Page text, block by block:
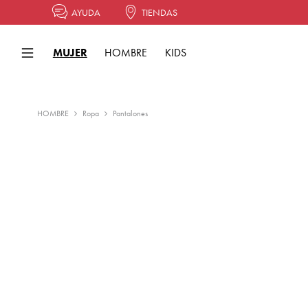
AYUDA TIENDAS
MUJER HOMBRE KIDS
HOMBRE Ropa Pantalones